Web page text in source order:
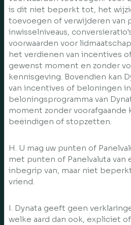
is dit niet beperkt tot, het
toevoegen of verwijderen van
inwisselniveaus,
voorwaarden voor
het verdienen van incentives
gewenst moment en zonder
kennisgeving. Bovendien kan
van incentives of beloningen
beloningsprogramma van
moment zonder voorafgaande
beëindigen of stopzetten.
H. U mag uw punten of
met punten of Panelvaluta van
inbegrip van, maar niet
vriend.
I. Dynata geeft geen
welke aard dan ook, expliciet